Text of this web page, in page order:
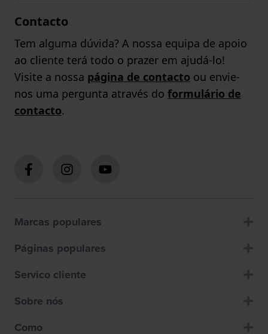
Contacto
Tem alguma dúvida? A nossa equipa de apoio
ao cliente terá todo o prazer em ajudá-lo!
Visite a nossa página de contacto ou envie-
nos uma pergunta através do formulário de
contacto.
Marcas populares
Páginas populares
Servico cliente
Sobre nós
Como